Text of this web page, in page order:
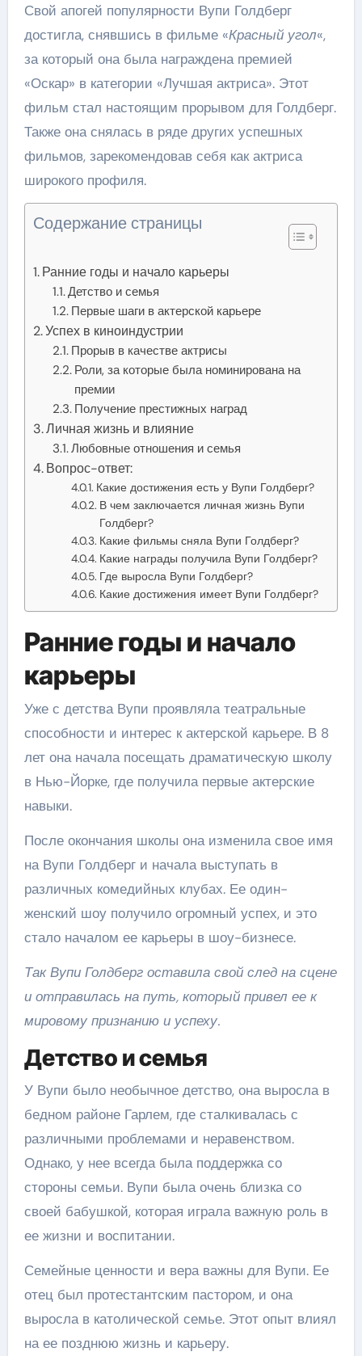
Свой апогей популярности Вупи Голдберг
достигла, снявшись в фильме «Красный угол«,
за который она была награждена премией
«Оскар» в категории «Лучшая актриса». Этот
фильм стал настоящим прорывом для Голдберг.
Также она снялась в ряде других успешных
фильмов, зарекомендовав себя как актриса
широкого профиля.
Содержание страницы
Ранние годы и начало карьеры
Детство и семья
Первые шаги в актерской карьере
Успех в киноиндустрии
Прорыв в качестве актрисы
Роли, за которые была номинирована на
премии
Получение престижных наград
Личная жизнь и влияние
Любовные отношения и семья
Вопрос-ответ:
Какие достижения есть у Вупи Голдберг?
В чем заключается личная жизнь Вупи
Голдберг?
Какие фильмы сняла Вупи Голдберг?
Какие награды получила Вупи Голдберг?
Где выросла Вупи Голдберг?
Какие достижения имеет Вупи Голдберг?
Ранние годы и начало
карьеры
Уже с детства Вупи проявляла театральные
способности и интерес к актерской карьере. В 8
лет она начала посещать драматическую школу
в Нью-Йорке, где получила первые актерские
навыки.
После окончания школы она изменила свое имя
на Вупи Голдберг и начала выступать в
различных комедийных клубах. Ее один-
женский шоу получило огромный успех, и это
стало началом ее карьеры в шоу-бизнесе.
Так Вупи Голдберг оставила свой след на сцене
и отправилась на путь, который привел ее к
мировому признанию и успеху.
Детство и семья
У Вупи было необычное детство, она выросла в
бедном районе Гарлем, где сталкивалась с
различными проблемами и неравенством.
Однако, у нее всегда была поддержка со
стороны семьи. Вупи была очень близка со
своей бабушкой, которая играла важную роль в
ее жизни и воспитании.
Семейные ценности и вера важны для Вупи. Ее
отец был протестантским пастором, и она
выросла в католической семье. Этот опыт влиял
на ее позднюю жизнь и карьеру.